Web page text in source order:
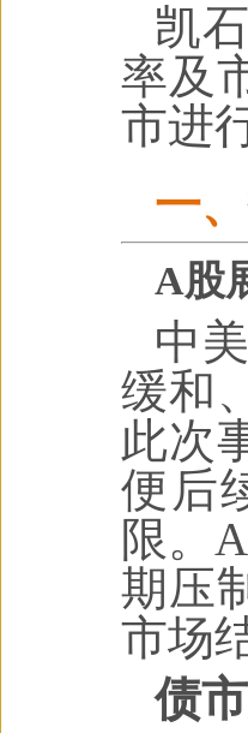
凯
率及
市进
一
A股
中
缓和
此次
便后
限。
期压
市场
债